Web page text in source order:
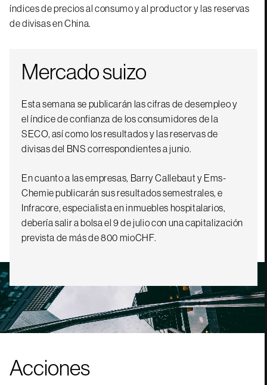
índices de precios al consumo y al productor y las reservas
de divisas en China.
Mercado suizo
Esta semana se publicarán las cifras de desempleo y
el índice de confianza de los consumidores de la
SECO, así como los resultados y las reservas de
divisas del BNS correspondientes a junio.
En cuanto a las empresas, Barry Callebaut y Ems-
Chemie publicarán sus resultados semestrales, e
Infracore, especialista en inmuebles hospitalarios,
debería salir a bolsa el 9 de julio con una capitalización
prevista de más de 800 mioCHF.
Acciones